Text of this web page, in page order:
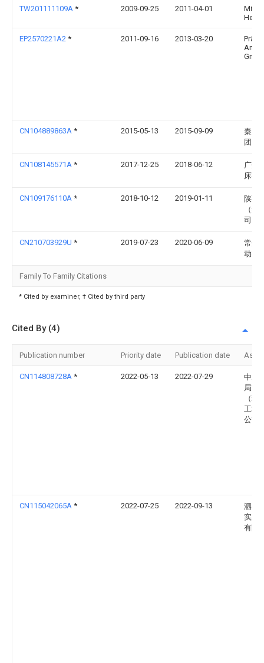
TW201111109A * 2009-09-25 2011-04-01
EP2570221A2 * 2011-09-16 2013-03-20
CN104889863A * 2015-05-13 2015-09-09
秦川
团股
CN108145571A * 2017-12-25 2018-06-12
广州
床有
CN109176110A * 2018-10-12 2019-01-11
陕西
（集
司
CN210703929U * 2019-07-23 2020-06-09
常州
动有
Family To Family Citations
* Cited by examiner, † Cited by third party
Cited By (4)
Publication number Priority date Publication date
CN114808728A * 2022-05-13 2022-07-29
中水
局南
（珠
工程
公司
CN115042065A * 2022-07-25 2022-09-13
泗县
实木
有限